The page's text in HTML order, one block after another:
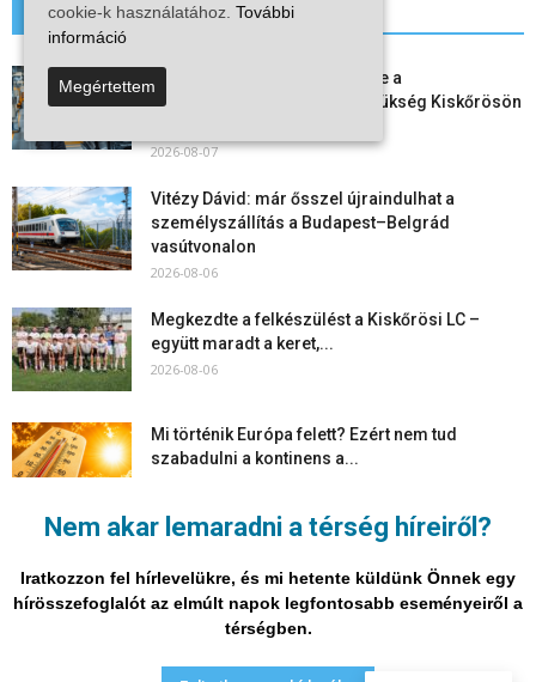
Nem akar lemaradni a térség híreiről?
Iratkozzon fel hírlevelükre, és mi hetente küldünk Önnek egy
hírösszefoglalót az elmúlt napok legfontosabb eseményeiről a
térségben.
További hírek
Aktuális állásajánlatok: ezekre a
munkavállalókra van most szükség Kiskőrösön
2026-08-07
Vitézy Dávid: már ősszel újraindulhat a
személyszállítás a Budapest–Belgrád
vasútvonalon
2026-08-06
Megkezdte a felkészülést a Kiskőrösi LC –
együtt maradt a keret,...
2026-08-06
Mi történik Európa felett? Ezért nem tud
szabadulni a kontinens a...
Kiskőrösön – útburkolati jeleket festenek és...
2026-08-05
cookie-k használatához. További
információ
Megértettem